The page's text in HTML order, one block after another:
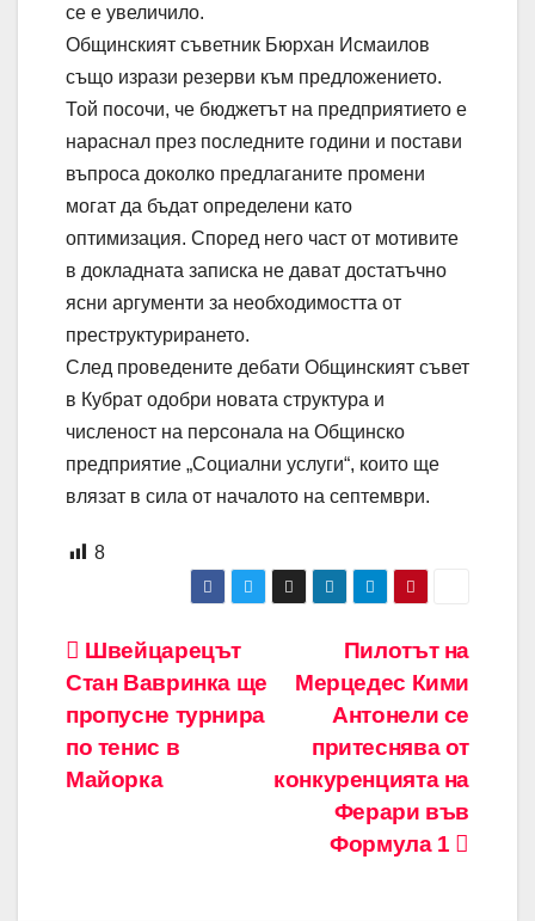
се е увеличило.
Общинският съветник Бюрхан Исмаилов
също изрази резерви към предложението.
Той посочи, че бюджетът на предприятието е
нараснал през последните години и постави
въпроса доколко предлаганите промени
могат да бъдат определени като
оптимизация. Според него част от мотивите
в докладната записка не дават достатъчно
ясни аргументи за необходимостта от
преструктурирането.
След проведените дебати Общинският съвет
в Кубрат одобри новата структура и
численост на персонала на Общинско
предприятие „Социални услуги“, които ще
влязат в сила от началото на септември.
8
Навигация
Пилотът на
Мерцедес Кими
Антонели се
притеснява от
конкуренцията на
Ферари във
Формула 1
Швейцарецът
Стан Вавринка ще
пропусне турнира
по тенис в
Майорка